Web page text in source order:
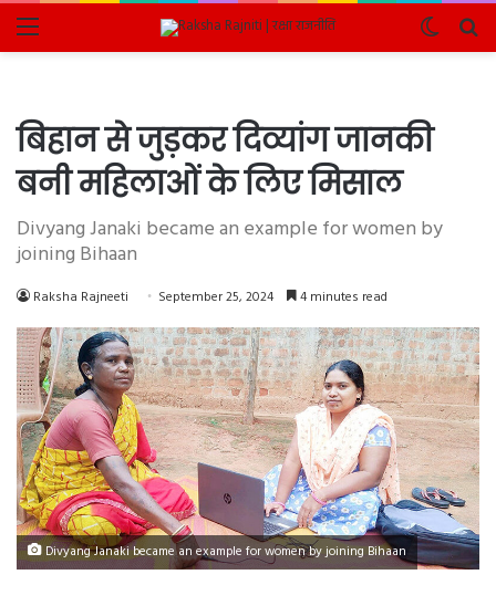
Menu
Switch
skin
बिहान से जुड़कर दिव्यांग जानकी
बनी महिलाओं के लिए मिसाल
Divyang Janaki became an example for women by
joining Bihaan
Raksha Rajneeti September 25, 2024 4 minutes read
Divyang Janaki became an example for women by joining Bihaan